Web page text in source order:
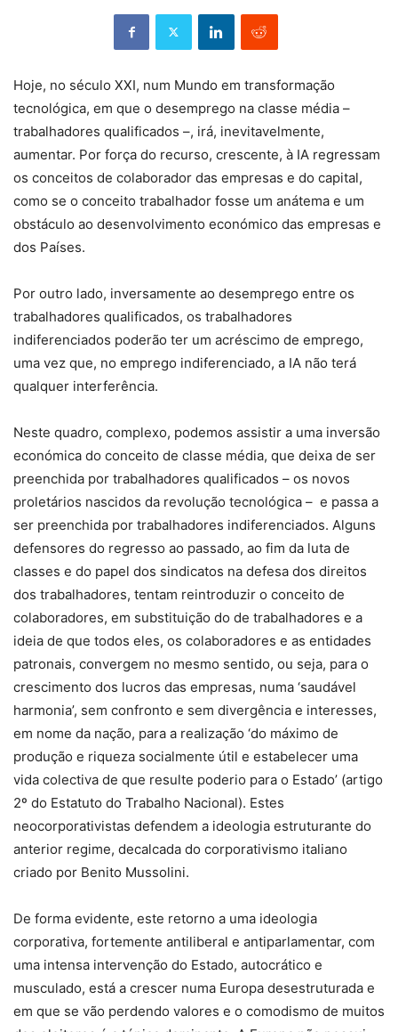
Hoje, no século XXI, num Mundo em transformação
tecnológica, em que o desemprego na classe média –
trabalhadores qualificados –, irá, inevitavelmente,
aumentar. Por força do recurso, crescente, à IA regressam
os conceitos de colaborador das empresas e do capital,
como se o conceito trabalhador fosse um anátema e um
obstáculo ao desenvolvimento económico das empresas e
dos Países.
Por outro lado, inversamente ao desemprego entre os
trabalhadores qualificados, os trabalhadores
indiferenciados poderão ter um acréscimo de emprego,
uma vez que, no emprego indiferenciado, a IA não terá
qualquer interferência.
Neste quadro, complexo, podemos assistir a uma inversão
económica do conceito de classe média, que deixa de ser
preenchida por trabalhadores qualificados – os novos
proletários nascidos da revolução tecnológica – e passa a
ser preenchida por trabalhadores indiferenciados. Alguns
defensores do regresso ao passado, ao fim da luta de
classes e do papel dos sindicatos na defesa dos direitos
dos trabalhadores, tentam reintroduzir o conceito de
colaboradores, em substituição do de trabalhadores e a
ideia de que todos eles, os colaboradores e as entidades
patronais, convergem no mesmo sentido, ou seja, para o
crescimento dos lucros das empresas, numa ‘saudável
harmonia’, sem confronto e sem divergência e interesses,
em nome da nação, para a realização ‘do máximo de
produção e riqueza socialmente útil e estabelecer uma
vida colectiva de que resulte poderio para o Estado’ (artigo
2º do Estatuto do Trabalho Nacional). Estes
neocorporativistas defendem a ideologia estruturante do
anterior regime, decalcada do corporativismo italiano
criado por Benito Mussolini.
De forma evidente, este retorno a uma ideologia
corporativa, fortemente antiliberal e antiparlamentar, com
uma intensa intervenção do Estado, autocrático e
musculado, está a crescer numa Europa desestruturada e
em que se vão perdendo valores e o comodismo de muitos